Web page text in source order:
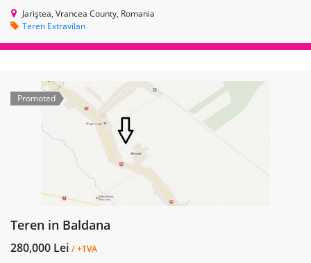
Jariștea, Vrancea County, Romania
Teren Extravilan
Promoted
Teren in Baldana
280,000 Lei / +TVA